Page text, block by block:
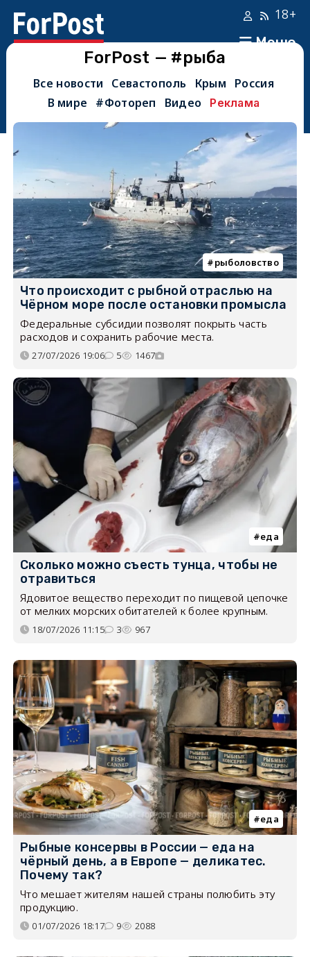
Меню
18+
ForPost — #рыба
Все новости Севастополь Крым
Россия
В мире
#Фотореп Видео Реклама
рыболовство
Что происходит с рыбной отраслью на
Чёрном море после остановки промысла
Федеральные субсидии позволят покрыть часть
расходов и сохранить рабочие места.
27/07/2026 19:06 5 1467
еда
Сколько можно съесть тунца, чтобы не
отравиться
Ядовитое вещество переходит по пищевой цепочке
от мелких морских обитателей к более крупным.
18/07/2026 11:15 3 967
еда
Рыбные консервы в России — еда на
чёрный день, а в Европе — деликатес.
Почему так?
Что мешает жителям нашей страны полюбить эту
продукцию.
01/07/2026 18:17 9 2088